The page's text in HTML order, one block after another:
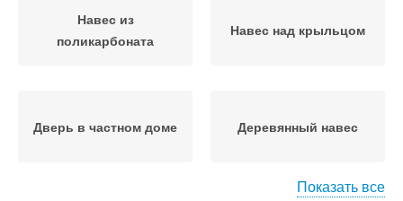
Навес из
поликарбоната
Навес над крыльцом
Дверь в частном доме Деревянный навес
Показать все